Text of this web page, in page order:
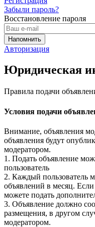
Забыли пароль?
Восстановление пароля
Авторизация
Юридическая
Правила подачи
Условия подачи
Внимание, объявления
объявления будут
модератором.
1. Подать объявление
пользователь
2. Каждый пользователь
объявлений в месяц.
можете подать
3. Объявление должно
размещения, в другом
модератором.